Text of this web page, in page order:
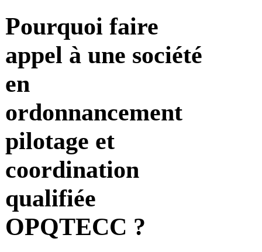
Pourquoi faire
appel à une société
en
ordonnancement
pilotage et
coordination
qualifiée
OPQTECC ?